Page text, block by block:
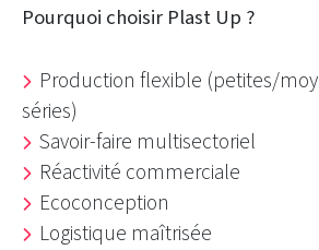
Pourquoi choisir Plast Up ?
Production flexible (petites/
séries)
Savoir-faire multisectoriel
Réactivité commerciale
Ecoconception
Logistique maîtrisée